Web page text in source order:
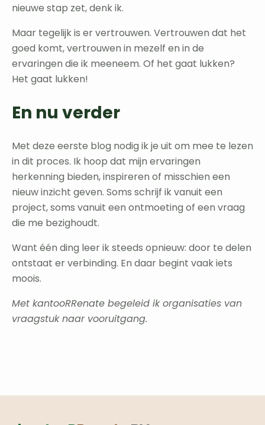
nieuwe stap zet, denk ik.
Maar tegelijk is er vertrouwen. Vertrouwen dat het
goed komt, vertrouwen in mezelf en in de
ervaringen die ik meeneem. Of het gaat lukken?
Het gaat lukken!
En nu verder
Met deze eerste blog nodig ik je uit om mee te lezen
in dit proces. Ik hoop dat mijn ervaringen
herkenning bieden, inspireren of misschien een
nieuw inzicht geven. Soms schrijf ik vanuit een
project, soms vanuit een ontmoeting of een vraag
die me bezighoudt.
Want één ding leer ik steeds opnieuw: door te delen
ontstaat er verbinding. En daar begint vaak iets
moois.
Met kantooRRenate begeleid ik organisaties van
vraagstuk naar vooruitgang.